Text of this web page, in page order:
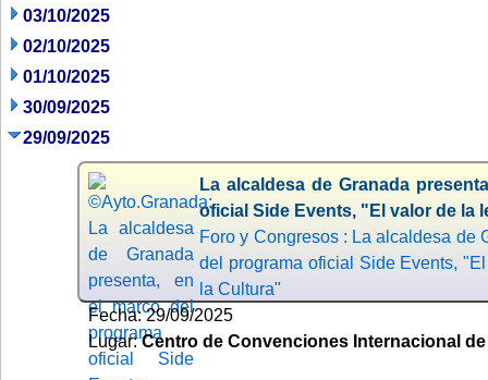
03/10/2025
02/10/2025
01/10/2025
30/09/2025
29/09/2025
La alcaldesa de Granada
oficial Side Events, "El valor de la
Foro y Congresos : La alcaldesa de
del programa oficial Side Events,
la Cultura"
Fecha: 29/09/2025
Lugar:Centro de Convenciones Internacional